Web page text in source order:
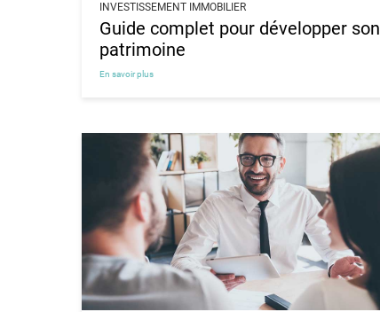
INVESTISSEMENT IMMOBILIER
Guide complet pour développer son
patrimoine
En savoir plus